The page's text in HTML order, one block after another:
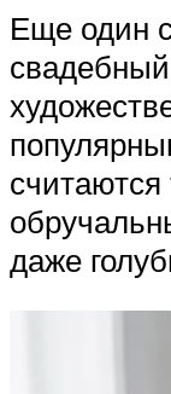
Еще один
считаются
даже